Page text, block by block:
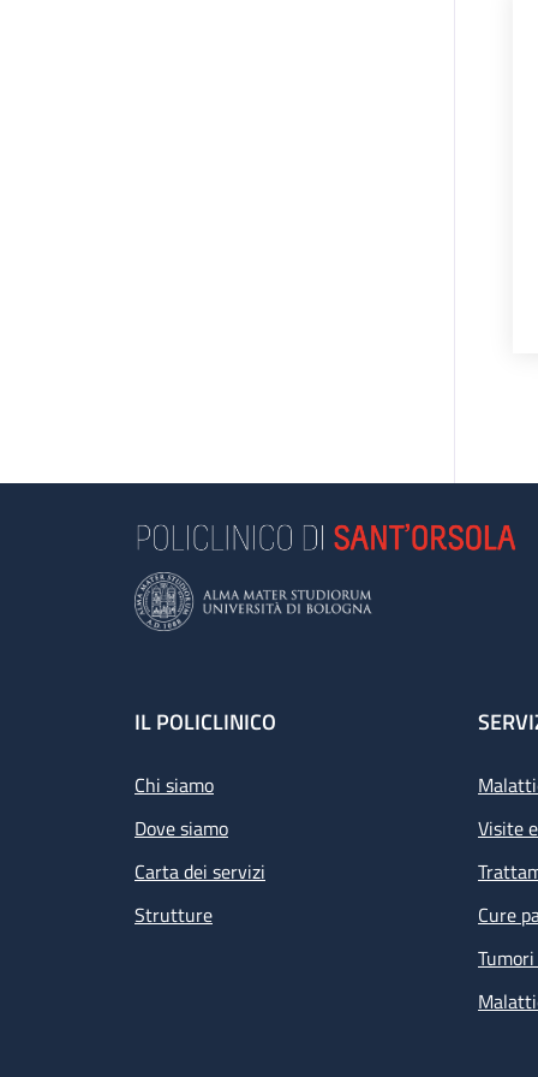
Footer
IL POLICLINICO
Chi siamo
Dove siamo
Carta dei servizi
Strutture
Visite
Cure